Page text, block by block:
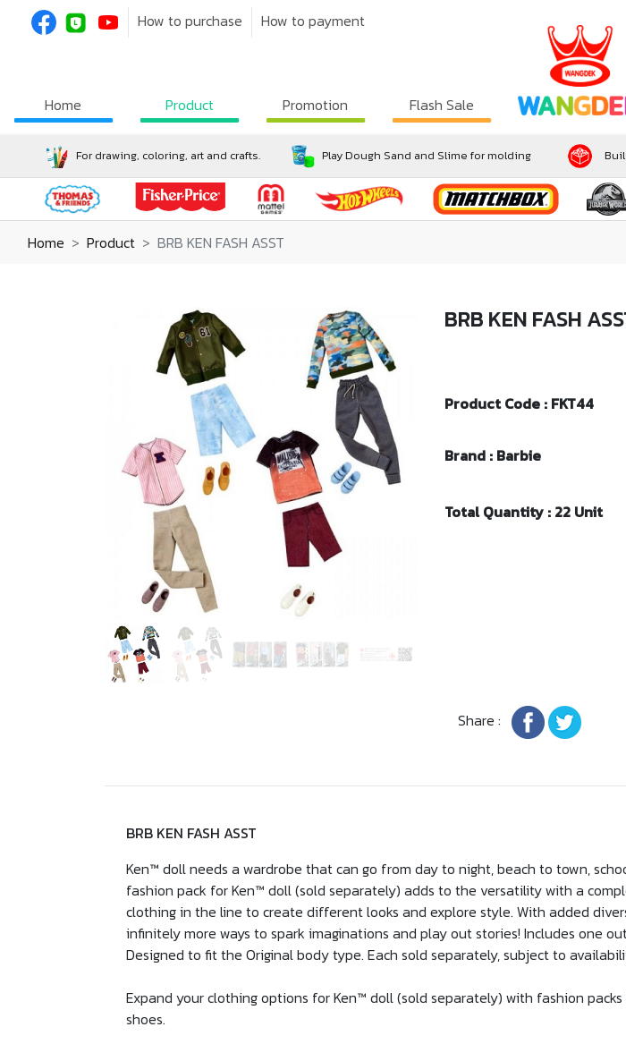
How to purchase How to payment
Home Product Promotion Flash Sale
For drawing, coloring, art and crafts. Play Dough Sand and Slime for molding
Home Product BRB KEN FASH ASST
BRB KEN FASH
Product Code : FKT44
Brand : Barbie
Total Quantity : 22 Unit
Share :
BRB KEN FASH ASST
Ken™ doll needs a wardrobe that can go from day to night, beach to town,
fashion pack for Ken™ doll (sold separately) adds to the versatility with a
clothing in the line to create different looks and explore style. With added
infinitely more ways to spark imaginations and play out stories! Includes one
Designed to fit the Original body type. Each sold separately, subject to
Expand your clothing options for Ken™ doll (sold separately) with fashion
shoes.